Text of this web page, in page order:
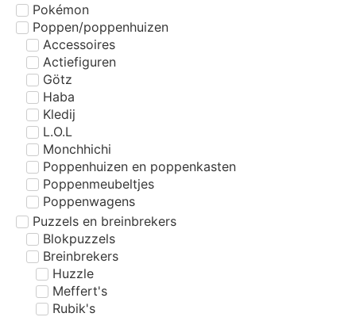
Pokémon
Poppen/poppenhuizen
Accessoires
Actiefiguren
Götz
Haba
Kledij
L.O.L
Monchhichi
Poppenhuizen en poppenkasten
Poppenmeubeltjes
Poppenwagens
Puzzels en breinbrekers
Blokpuzzels
Breinbrekers
Huzzle
Meffert's
Rubik's